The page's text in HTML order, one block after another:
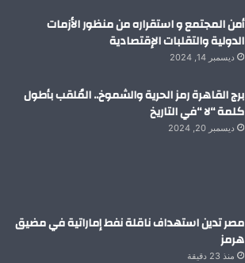
أمن المجتمع و استقراره من منظور الأزمات
الدولية والتقلبات الإقتصادية
ديسمبر 14, 2024
برج القاهرة رمز الحرية والشموخ.. المُلقب بأطول
كلمة “لا “في التاريخ
ديسمبر 20, 2024
مصر تدين استهداف ناقلة نفط إماراتية في مضيق
هرمز
منذ 23 دقيقة